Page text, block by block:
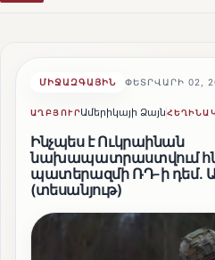
ՄԻՋԱԶԳԱՅԻՆ ՓԵՏՐՎԱՐԻ 02,
ԱՂԲՅՈՒՐԱմերիկայի Ձայն
Ինչպես է Ուկրաինան
նախապատրաստվում
պատերազմի ՌԴ-ի դեմ․
(տեսանյութ)